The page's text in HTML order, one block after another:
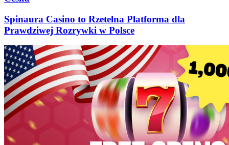
Spinaura Casino to Rzetelna Platforma dla
Prawdziwej Rozrywki w Polsce